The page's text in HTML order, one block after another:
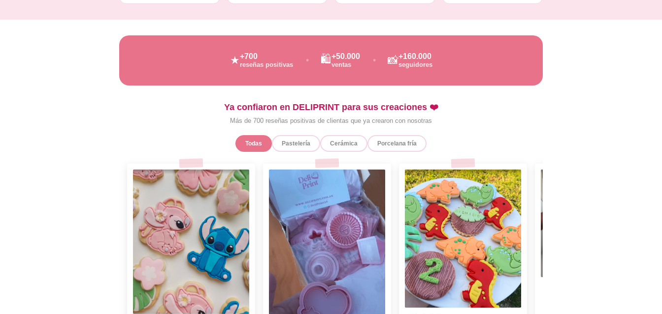
★+700
reseñas positivas 🛍️+50.000
ventas 📸+160.000
seguidores
Ya confiaron en DELIPRINT para sus creaciones ❤️
Más de 700 reseñas positivas de clientas que ya crearon con nosotras
Todas Pastelería Cerámica Porcelana fría